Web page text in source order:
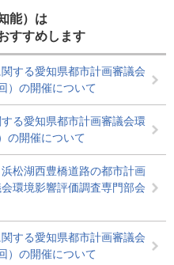
能）は
すすめします
する愛知県都市計画審議会
）の開催について
る愛知県都市計画審議会環
の開催について
松湖西豊橋道路の都市計画
環境影響評価調査専門部会
する愛知県都市計画審議会
）の開催について